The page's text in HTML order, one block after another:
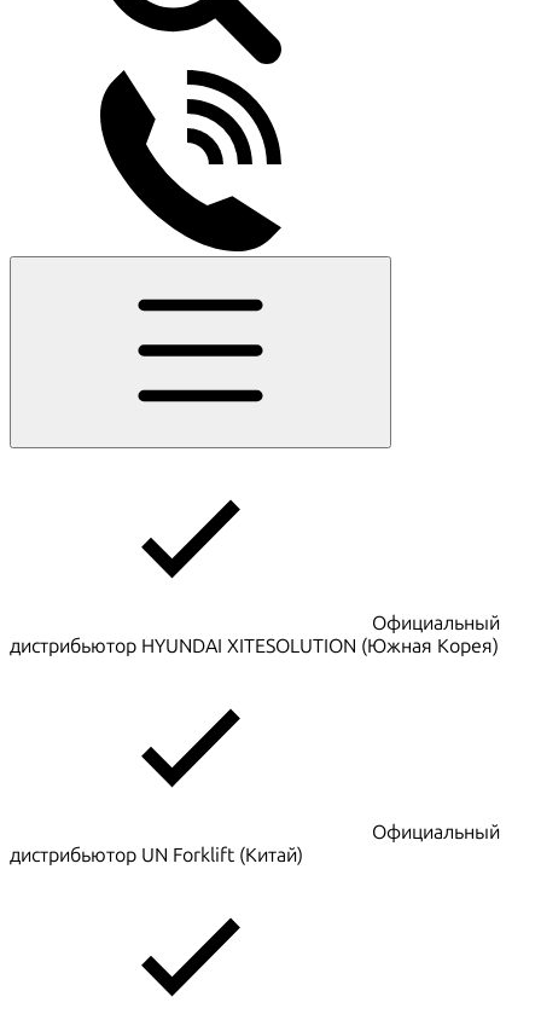
Официальный
дистрибьютор HYUNDAI XITESOLUTION (Южная Корея)
Официальный
дистрибьютор UN Forklift (Китай)